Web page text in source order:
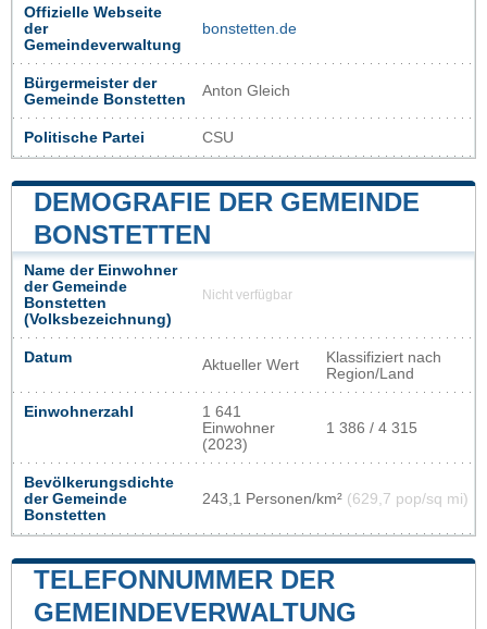
Offizielle Webseite
der
Gemeindeverwaltung
bonstetten.de
Bürgermeister der
Gemeinde Bonstetten
Anton Gleich
Politische Partei CSU
DEMOGRAFIE DER GEMEINDE
BONSTETTEN
Name der Einwohner
der Gemeinde
Bonstetten
(Volksbezeichnung)
Nicht verfügbar
Datum Aktueller Wert
Klassifiziert nach
Region/Land
Einwohnerzahl
1 641
Einwohner
(2023)
1 386 / 4 315
Bevölkerungsdichte
der Gemeinde
Bonstetten
243,1 Personen/km² (629,7 pop/sq mi)
TELEFONNUMMER DER
GEMEINDEVERWALTUNG